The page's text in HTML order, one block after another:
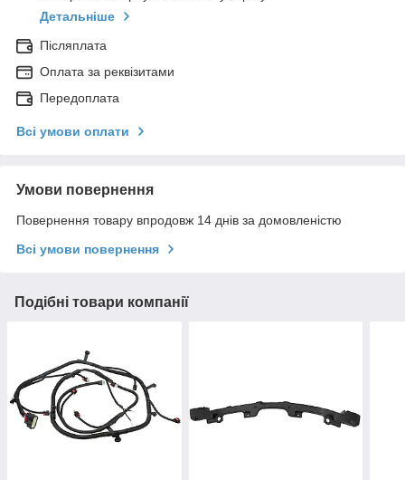
Детальніше
Післяплата
Оплата за реквізитами
Передоплата
Всі умови оплати
Умови повернення
Повернення товару впродовж 14 днів за домовленістю
Всі умови повернення
Подібні товари компанії